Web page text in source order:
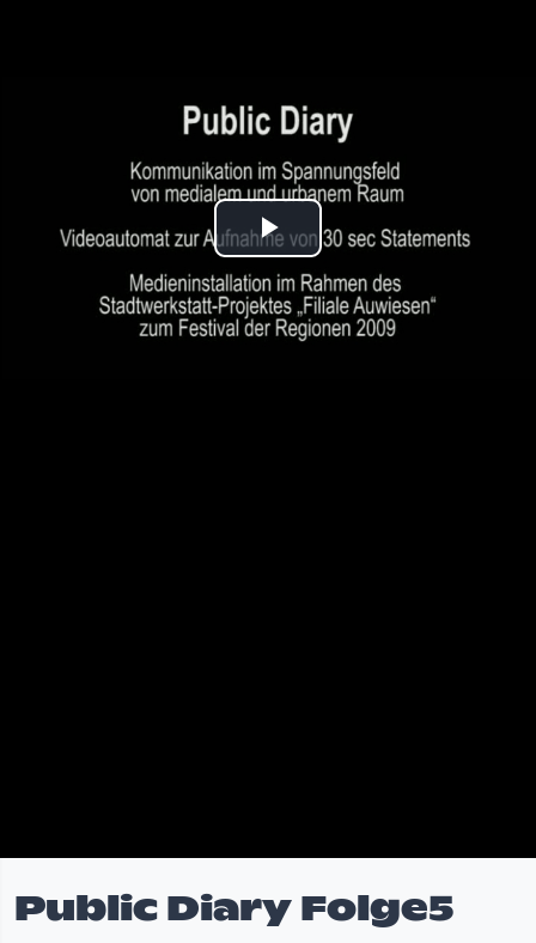
Play
Video
Public Diary Folge5